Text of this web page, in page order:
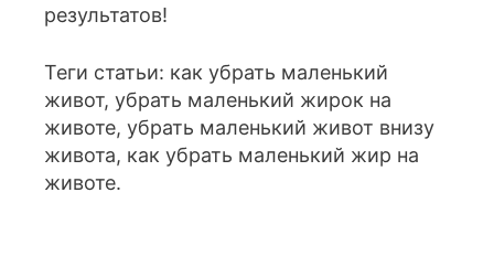
результатов!
Теги статьи: как убрать маленький
живот, убрать маленький жирок на
животе, убрать маленький живот внизу
живота, как убрать маленький жир на
животе.